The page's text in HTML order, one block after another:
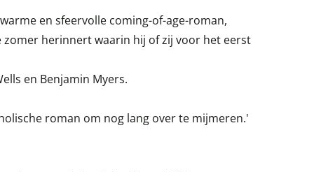
en sfeervolle coming-of-age-roman,
zomer herinnert waarin hij of zij voor het eerst
en Benjamin Myers.
roman om nog lang over te mijmeren.'